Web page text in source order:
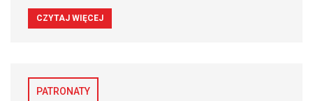
CZYTAJ WIĘCEJ
PATRONATY